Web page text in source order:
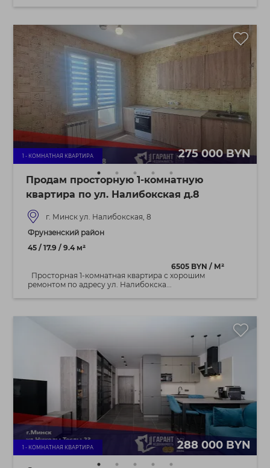
1 - КОМНАТНАЯ КВАРТИРА 275 000 BYN
Продам просторную 1-комнатную
квартира по ул. Налибокская д.8
г. Минск ул. Налибокская, 8
Фрунзенский район
45 / 17.9 / 9.4 м²
6505 BYN / М²
Просторная 1-комнатная квартира с хорошим
ремонтом по адресу ул. Налибокска...
1 - КОМНАТНАЯ КВАРТИРА 288 000 BYN